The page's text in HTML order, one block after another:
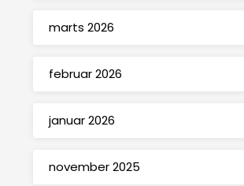
marts 2026
februar 2026
januar 2026
november 2025